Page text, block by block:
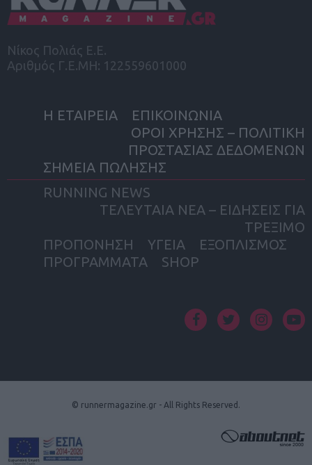
Νίκος Πολιάς Ε.Ε.
Αριθμός Γ.Ε.ΜΗ: 122559601000
Η ΕΤΑΙΡΕΙΑ
ΕΠΙΚΟΙΝΩΝΙΑ
ΟΡΟΙ ΧΡΗΣΗΣ – ΠΟΛΙΤΙΚΗ
ΠΡΟΣΤΑΣΙΑΣ ΔΕΔΟΜΕΝΩΝ
ΣΗΜΕΙΑ ΠΩΛΗΣΗΣ
RUNNING NEWS
ΤΕΛΕΥΤΑΙΑ ΝΕΑ – ΕΙΔΗΣΕΙΣ ΓΙΑ
ΤΡΕΞΙΜΟ
ΠΡΟΠΟΝΗΣΗ
ΥΓΕΙΑ
ΕΞΟΠΛΙΣΜΟΣ
ΠΡΟΓΡΑΜΜΑΤΑ
SHOP
© runnermagazine.gr - All Rights Reserved.